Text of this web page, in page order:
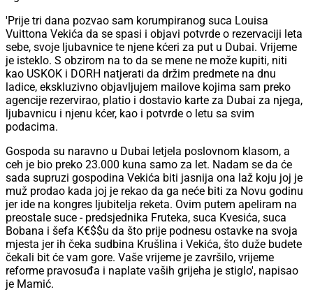
'Prije tri dana pozvao sam korumpiranog suca Louisa
Vuittona Vekića da se spasi i objavi potvrde o rezervaciji leta
sebe, svoje ljubavnice te njene kćeri za put u Dubai. Vrijeme
je isteklo. S obzirom na to da se mene ne može kupiti, niti
kao USKOK i DORH natjerati da držim predmete na dnu
ladice, ekskluzivno objavljujem mailove kojima sam preko
agencije rezervirao, platio i dostavio karte za Dubai za njega,
ljubavnicu i njenu kćer, kao i potvrde o letu sa svim
podacima.
Gospoda su naravno u Dubai letjela poslovnom klasom, a
ceh je bio preko 23.000 kuna samo za let. Nadam se da će
sada supruzi gospodina Vekića biti jasnija ona laž koju joj je
muž prodao kada joj je rekao da ga neće biti za Novu godinu
jer ide na kongres ljubitelja reketa. Ovim putem apeliram na
preostale suce - predsjednika Fruteka, suca Kvesića, suca
Bobana i šefa K€$$u da što prije podnesu ostavke na svoja
mjesta jer ih čeka sudbina Krušlina i Vekića, što duže budete
čekali bit će vam gore. Vaše vrijeme je završilo, vrijeme
reforme pravosuđa i naplate vaših grijeha je stiglo', napisao
je Mamić.